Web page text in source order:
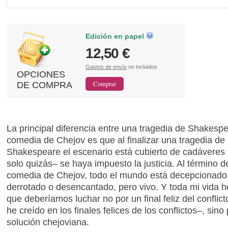
OPCIONES
DE COMPRA
Edición en papel
12,50 €
Gastos de envío no incluidos
La principal diferencia entre una tragedia de
comedia de Chejov es que al finalizar una tragedia de
Shakespeare el escenario está cubierto de cadáveres
solo quizás– se haya impuesto la justicia. Al término
comedia de Chejov, todo el mundo está
derrotado o desencantado, pero vivo. Y toda mi vida
que deberíamos luchar no por un final feliz del
he creído en los finales felices de los conflictos–, sino
solución chejoviana.